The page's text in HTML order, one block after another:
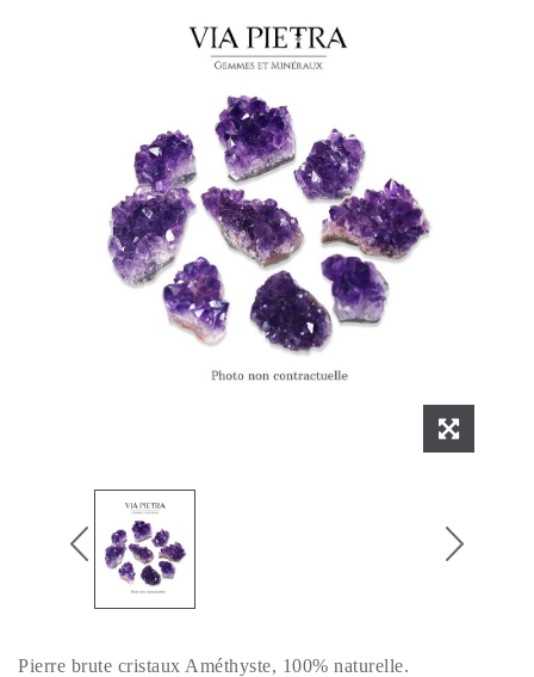
Pierre brute cristaux Améthyste, 100% naturelle.